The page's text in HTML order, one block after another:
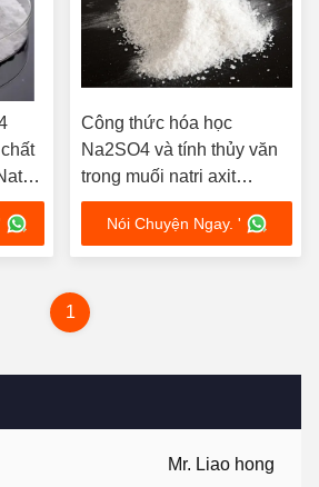
Mr. Liao hong
Công thức hóa học
Na2SO4 và tính thủy văn
trong muối natri axit
hyaluronic
Nói Chuyện Ngay. '
1